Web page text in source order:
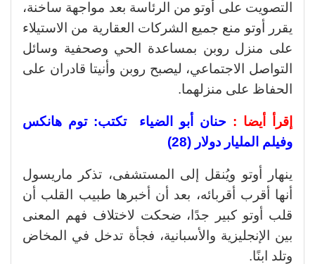
التصويت على أوتو من الرئاسة بعد مواجهة ساخنة،
يقرر أوتو منع جميع الشركات العقارية من الاستيلاء
على منزل روبن بمساعدة الحي وصحفية وسائل
التواصل الاجتماعي، ليصبح روبن وأنيتا قادران على
الحفاظ على منزلهما.
إقرأ أيضا : حنان أبو الضياء تكتب: توم هانكس
وفيلم المليار دولار (28)
ينهار أوتو ويُنقل إلى المستشفى، تذكر ماريسول
أنها أقرب أقربائه، بعد أن أخبرها طبيب القلب أن
قلب أوتو كبير جدًا، ضحكت لاختلاف فهم المعنى
بين الإنجليزية والأسبانية، فجأة تدخل في المخاض
وتلد ابنًا.